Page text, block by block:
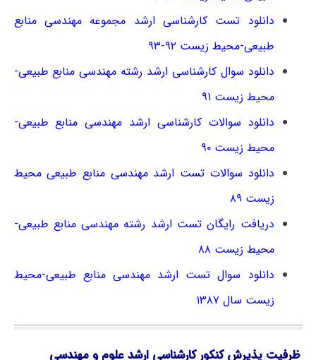
دانلود تست کارشناسی ارشد مجموعه مهندسی منابع
طبیعی-محیط زیست ۹۲-۹۳
دانلود سوال کارشناسی ارشد رشته مهندسی منابع طبیعی-
محیط زیست ۹۱
دانلود سوالات کارشناسی ارشد مهندسی منابع طبیعی-
محیط زیست ۹۰
دانلود سوالات تست ارشد مهندسی منابع طبیعی محیط
زیست ۸۹
دریافت رایگان تست ارشد رشته مهندسی منابع طبیعی-
محیط زیست ۸۸
دانلود سوال تست ارشد مهندسی منابع طبیعی-محیط
زیست سال ۱۳۸۷
ظرفیت پذیرش کنکور کارشناسی ارشد علوم و مهندسی